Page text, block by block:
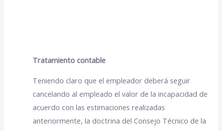
Tratamiento contable
Teniendo claro que el empleador deberá seguir
cancelando al empleado el valor de la incapacidad de
acuerdo con las estimaciones realizadas
anteriormente, la doctrina del Consejo Técnico de la